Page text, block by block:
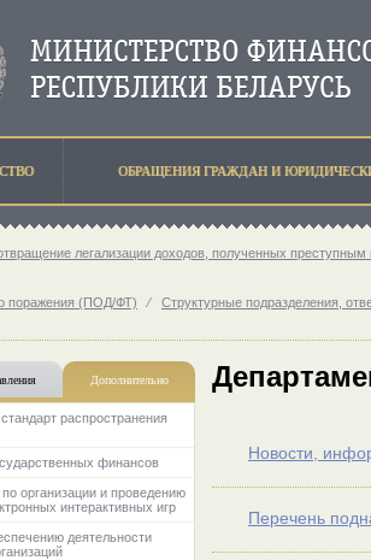
ОБРАЩЕНИЯ ГРАЖДАН И
легализации доходов, полученных
поражения (ПОД/ФТ) ⁄ Структурные подразделения,
Дополнительно
распространения
финансов
организации и проведению
интерактивных игр
деятельности
Новости,
Перечень